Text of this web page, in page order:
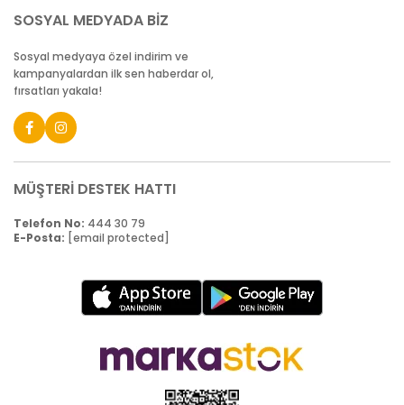
SOSYAL MEDYADA BİZ
Sosyal medyaya özel indirim ve
kampanyalardan ilk sen haberdar ol,
fırsatları yakala!
MÜŞTERİ DESTEK HATTI
Telefon No: 444 30 79
E-Posta: [email protected]